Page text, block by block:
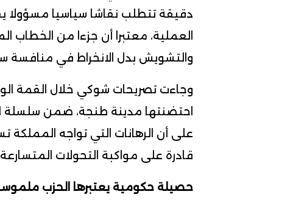
دقيقة تتطلب نقاشا سياسيا مسؤولا
العملية، معتبرا أن جزءا من الخطاب
والتشويش بدل الانخراط في منافسة
وجاءت تصريحات شوكي خلال القمة
احتضنتها مدينة طنجة، ضمن سلسلة
على أن الرهانات التي تواجه
قادرة على مواكبة التحولات
حصيلة حكومية يعتبرها الحزب